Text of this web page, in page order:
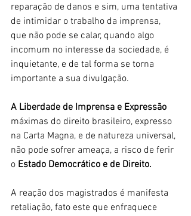
reparação de danos e sim, uma tentativa
de intimidar o trabalho da imprensa,
que não pode se calar, quando algo
incomum no interesse da sociedade, é
inquietante, e de tal forma se torna
importante a sua divulgação.
A Liberdade de Imprensa e Expressão
máximas do direito brasileiro, expresso
na Carta Magna, e de natureza universal,
não pode sofrer ameaça, a risco de ferir
o Estado Democrático e de Direito.
A reação dos magistrados é manifesta
retaliação, fato este que enfraquece